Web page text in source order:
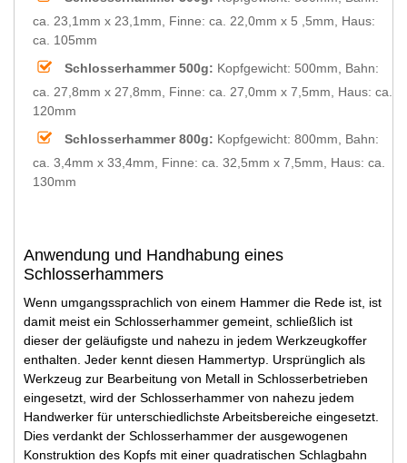
ca. 23,1mm x 23,1mm, Finne: ca. 22,0mm x 5 ,5mm, Haus:
ca. 105mm
Schlosserhammer 500g: Kopfgewicht: 500mm, Bahn:
ca. 27,8mm x 27,8mm, Finne: ca. 27,0mm x 7,5mm, Haus: ca.
120mm
Schlosserhammer 800g: Kopfgewicht: 800mm, Bahn:
ca. 3,4mm x 33,4mm, Finne: ca. 32,5mm x 7,5mm, Haus: ca.
130mm
Anwendung und Handhabung eines
Schlosserhammers
Wenn umgangssprachlich von einem Hammer die Rede ist, ist
damit meist ein Schlosserhammer gemeint, schließlich ist
dieser der geläufigste und nahezu in jedem Werkzeugkoffer
enthalten. Jeder kennt diesen Hammertyp. Ursprünglich als
Werkzeug zur Bearbeitung von Metall in Schlosserbetrieben
eingesetzt, wird der Schlosserhammer von nahezu jedem
Handwerker für unterschiedlichste Arbeitsbereiche eingesetzt.
Dies verdankt der Schlosserhammer der ausgewogenen
Konstruktion des Kopfs mit einer quadratischen Schlagbahn